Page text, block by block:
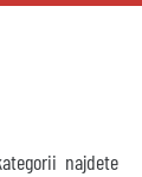
najdete